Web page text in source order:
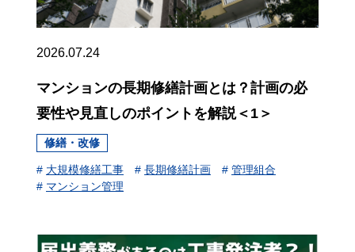
2026.07.24
マンションの長期修繕計画とは？計画の必
要性や見直しのポイントを解説＜1＞
修繕・改修
# 大規模修繕工事 # 長期修繕計画 # 管理組合
# マンション管理